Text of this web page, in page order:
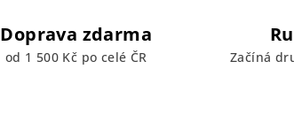
Doprava zdarma
od 1 500 Kč po celé ČR Začíná